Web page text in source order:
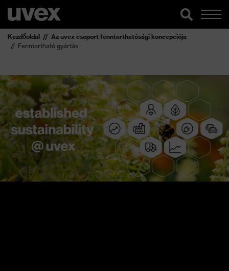
Kezdőoldal
Az uvex csoport fenntarthatósági koncepciója
Fenntartható gyártás